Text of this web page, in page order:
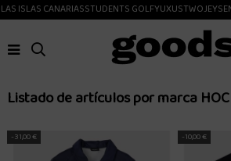
ISLAS CANARIASSTUDENTS GOLFYUXUSTWOJEYS
Listado de artículos por marca
-31,00 € -10,00 €